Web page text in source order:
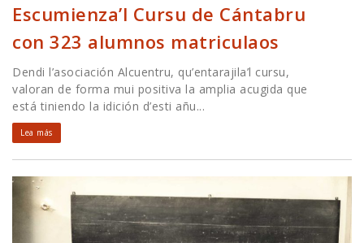
Escumienza’l Cursu de Cántabru
con 323 alumnos matriculaos
Dendi l’asociación Alcuentru, qu’entarajila’l cursu,
valoran de forma mui positiva la amplia acugida que
está tiniendo la idición d’esti añu...
Lea más